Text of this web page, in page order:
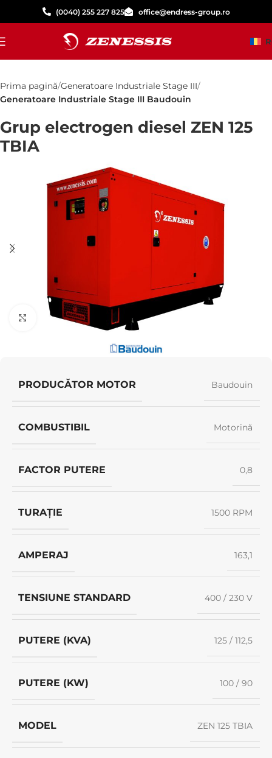
(0040) 255 227 825 office@endress-group.ro
Prima pagină Generatoare Industriale Stage III
Generatoare Industriale Stage III Baudouin
Grup electrogen diesel ZEN 125
TBIA
Click pentru a mări
PRODUCĂTOR MOTOR Baudouin
COMBUSTIBIL Motorină
FACTOR PUTERE 0,8
TURAȚIE 1500 RPM
AMPERAJ 163,1
TENSIUNE STANDARD 400 / 230 V
PUTERE (KVA) 125 / 112,5
PUTERE (KW) 100 / 90
MODEL ZEN 125 TBIA